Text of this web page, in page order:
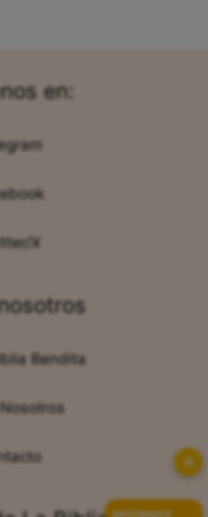
en:
X
Bendita
Nosotros
✕